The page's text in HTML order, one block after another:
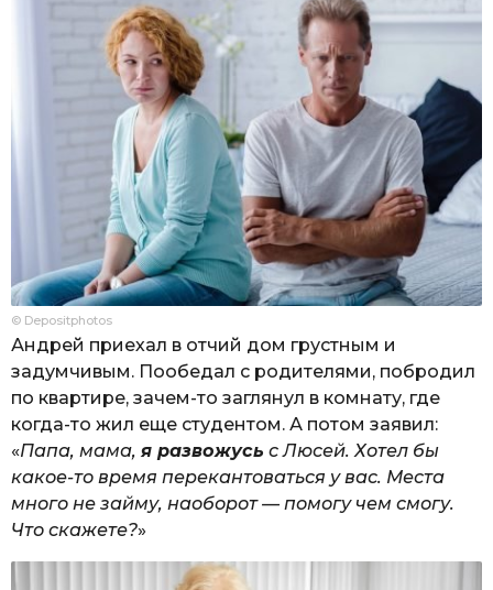
© Depositphotos
Андрей приехал в отчий дом грустным и
задумчивым. Пообедал с родителями, побродил
по квартире, зачем-то заглянул в комнату, где
когда-то жил еще студентом. А потом заявил:
«Папа, мама, я развожусь с Люсей. Хотел бы
какое-то время перекантоваться у вас. Места
много не займу, наоборот — помогу чем смогу.
Что скажете?»